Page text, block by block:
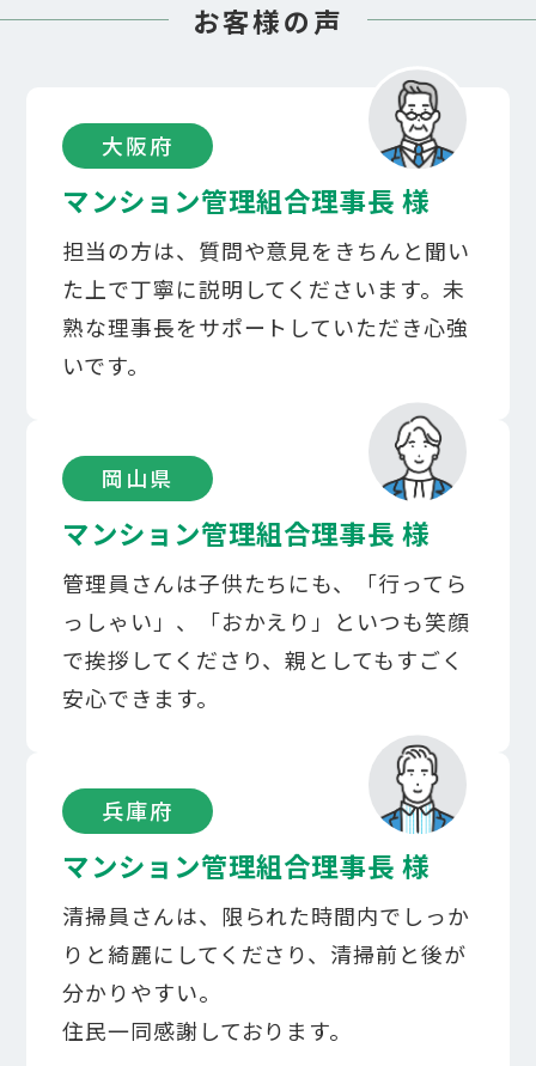
お客様の声
大阪府
マンション管理組合理事長 様
担当の方は、質問や意見をきちんと聞い
た上で丁寧に説明してくださいます。未
熟な理事長をサポートしていただき心強
いです。​
岡山県
マンション管理組合理事長 様
管理員さんは子供たちにも、「行ってら
っしゃい」、「おかえり」といつも笑顔
で挨拶してくださり、親としてもすごく
安心できます。​​
兵庫府
マンション管理組合理事長 様​
清掃員さんは、限られた時間内でしっか
りと綺麗にしてくださり、​清掃前と後が
分かりやすい。​
住民一同感謝しております。​​